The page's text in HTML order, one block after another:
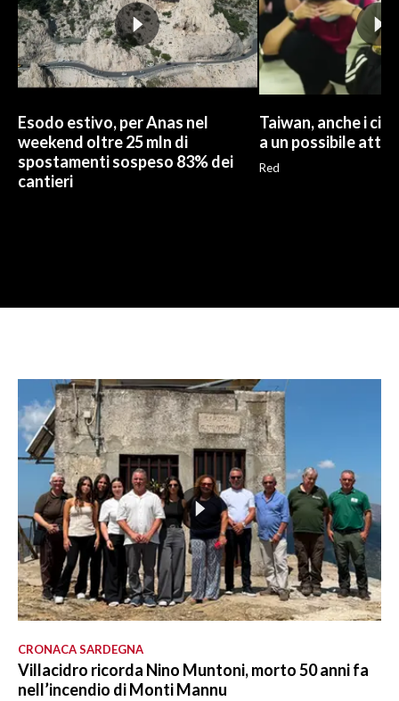
Esodo estivo, per Anas nel
weekend oltre 25 mln di
spostamenti sospeso 83% dei
cantieri
Taiwan, anche i
a un possibile
Red
CRONACA SARDEGNA
Villacidro ricorda Nino Muntoni, morto 50 anni fa
nell’incendio di Monti Mannu